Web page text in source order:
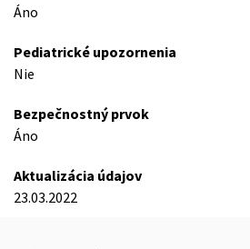
Áno
Pediatrické upozornenia
Nie
Bezpečnostný prvok
Áno
Aktualizácia údajov
23.03.2022